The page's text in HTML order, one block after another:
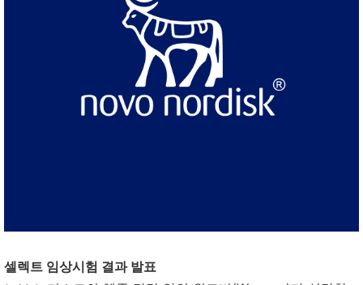
셀렉트 임상시험 결과 발표